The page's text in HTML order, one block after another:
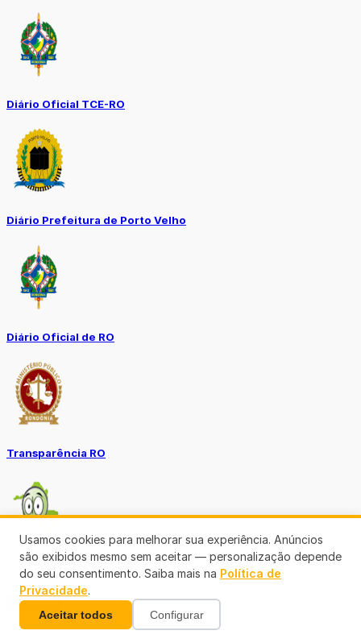
Diário Oficial TCE-RO
Diário Prefeitura de Porto Velho
Diário Oficial de RO
Transparência RO
Tô no Controle TCE-RO
Ver mais
Usamos cookies para melhorar sua experiência. Anúncios
são exibidos mesmo sem aceitar — personalização depende
do seu consentimento. Saiba mais na Política de
Privacidade.
Aceitar todos Configurar